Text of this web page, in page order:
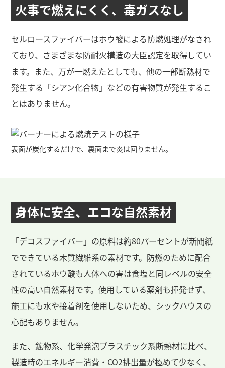
火事で燃えにくく、毒ガスなし
セルロースファイバーはホウ酸による防燃処理がなされ
ており、さまざまな防耐火構造の大臣認定を取得してい
ます。また、万が一燃えたとしても、他の一部断熱材で
発生する「シアン化合物」などの有害物質が発生するこ
とはありません。
表面が炭化するだけで、裏面まで炎は回りません。
身体に安全、エコな自然素材
「デコスファイバー」の原料は約80パーセントが新聞紙
でできている木質繊維系の素材です。防燃のために配合
されているホウ酸も人体への害は食塩と同レベルの安全
性の高い自然素材です。使用している薬剤も揮発せず、
施工にも水や接着剤を使用しないため、シックハウスの
心配もありません。
また、鉱物系、化学発泡プラスチック系断熱材に比べ、
製造時のエネルギー消費・CO2排出量が極めて少なく、